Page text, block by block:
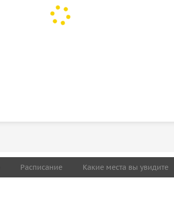
Расписание Какие места вы увидите